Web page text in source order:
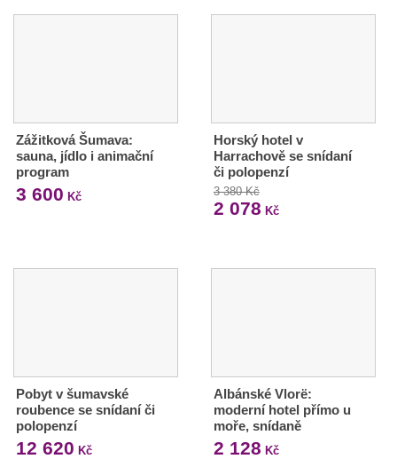
Zážitková Šumava:
sauna, jídlo i animační
program
3 600 Kč
Horský hotel v
Harrachově se snídaní
či polopenzí
3 380 Kč
2 078 Kč
Pobyt v šumavské
roubence se snídaní či
polopenzí
12 620 Kč
Albánské Vlorë:
moderní hotel přímo u
moře, snídaně
2 128 Kč